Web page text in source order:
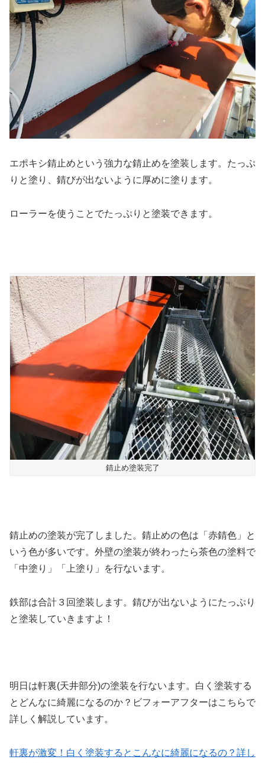
エポキシ錆止めという強力な錆止めを塗装します。たっぷ
りと塗り、錆びが出ないように厚めに塗ります。
ローラーを使うことでたっぷりと塗装できます。
錆止め塗装完了
錆止めの塗装が完了しました。錆止めの色は「赤錆色」と
いう色が多いです。外壁の塗装が終わったら茶色の塗料で
「中塗り」「上塗り」を行ないます。
鉄部は合計３回塗装します。錆びが出ないようにたっぷり
と塗装していきますよ！
明日は軒裏(天井部分)の塗装を行ないます。白く塗装する
とどんなに綺麗になるのか？ビフォーアフターはこちらで
詳しく解説しています。
軒裏が激変！白く塗装するとこんなに綺麗になるの？詳し